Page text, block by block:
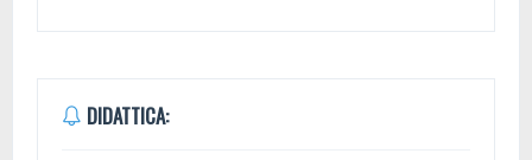
DIDATTICA: